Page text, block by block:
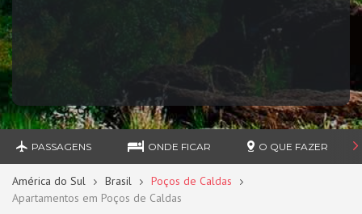
PASSAGENS ONDE FICAR O QUE FAZER
América do Sul Brasil
Poços de Caldas
Apartamentos em Poços de Caldas